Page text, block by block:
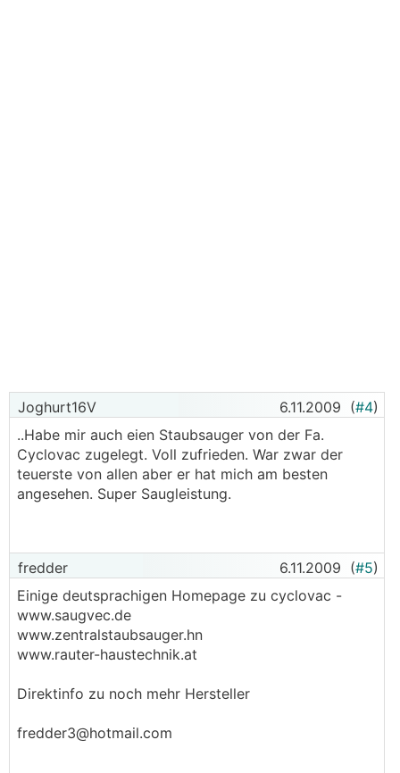
Joghurt16V 6.11.2009 (#4)
..Habe mir auch eien Staubsauger von der Fa.
Cyclovac zugelegt. Voll zufrieden. War zwar der
teuerste von allen aber er hat mich am besten
angesehen. Super Saugleistung.
fredder 6.11.2009 (#5)
Einige deutsprachigen Homepage zu cyclovac -
www.saugvec.de
www.zentralstaubsauger.hn
www.rauter-haustechnik.at
Direktinfo zu noch mehr Hersteller
fredder3@hotmail.com